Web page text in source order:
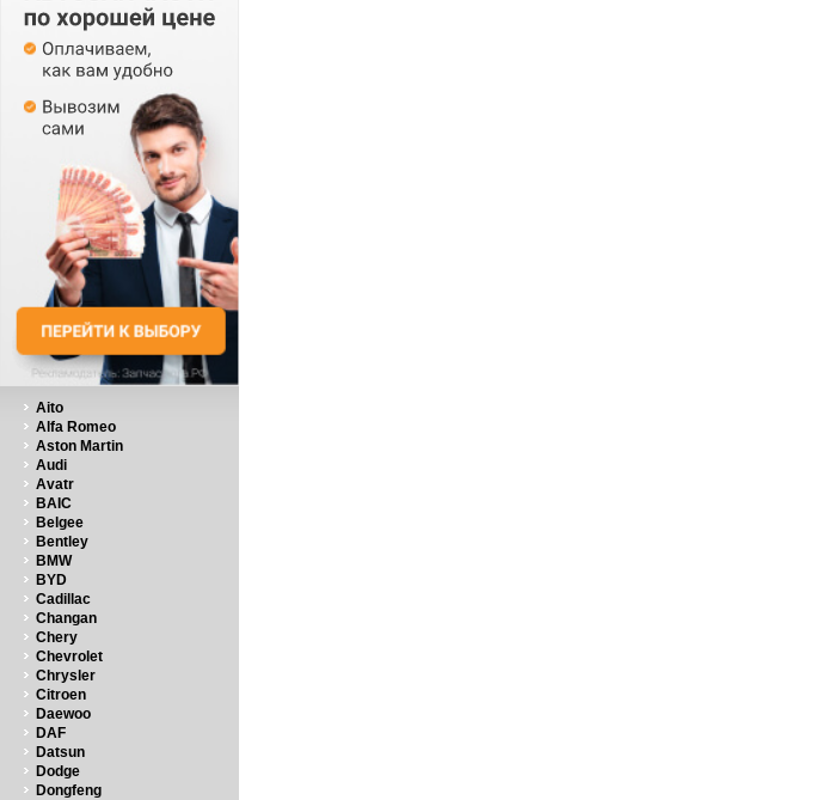
Aito
Alfa Romeo
Aston Martin
Audi
Avatr
BAIC
Belgee
Bentley
BMW
BYD
Cadillac
Changan
Chery
Chevrolet
Chrysler
Citroen
Daewoo
DAF
Datsun
Dodge
Dongfeng